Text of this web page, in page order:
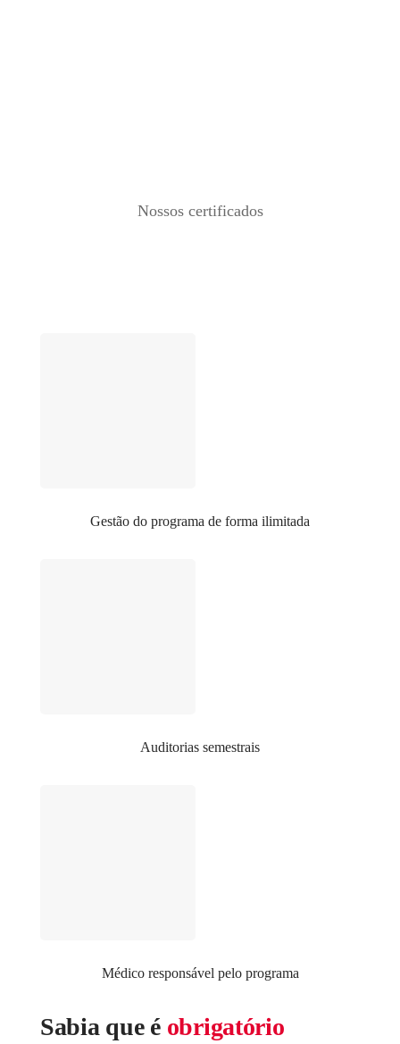
Nossos certificados
Gestão do programa de forma ilimitada
Auditorias semestrais
Médico responsável pelo programa
Sabia que é obrigatório